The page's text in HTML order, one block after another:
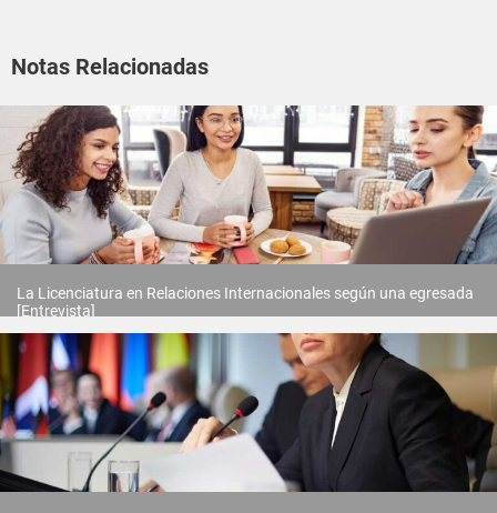
Notas Relacionadas
La Licenciatura en Relaciones Internacionales según una egresada
[Entrevista]